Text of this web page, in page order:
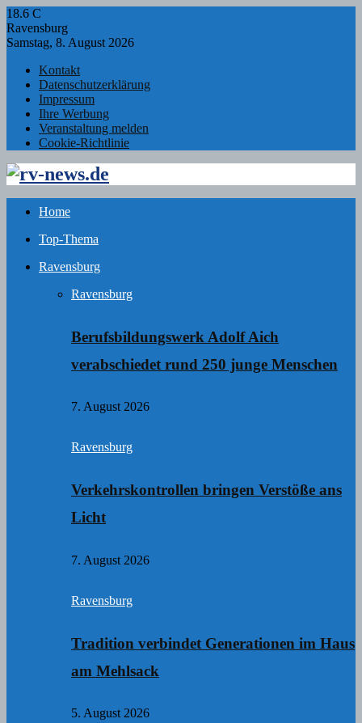
18.6 C
Ravensburg
Samstag, 8. August 2026
Kontakt
Datenschutzerklärung
Impressum
Ihre Werbung
Veranstaltung melden
Cookie-Richtlinie
Facebook
Twitter
Instagram
Email
Rss
Home
Top-Thema
Ravensburg
Ravensburg
Berufsbildungswerk Adolf Aich
verabschiedet rund 250 junge Menschen
7. August 2026
Ravensburg
Verkehrskontrollen bringen Verstöße ans
Licht
7. August 2026
Ravensburg
Tradition verbindet Generationen im Haus
am Mehlsack
5. August 2026